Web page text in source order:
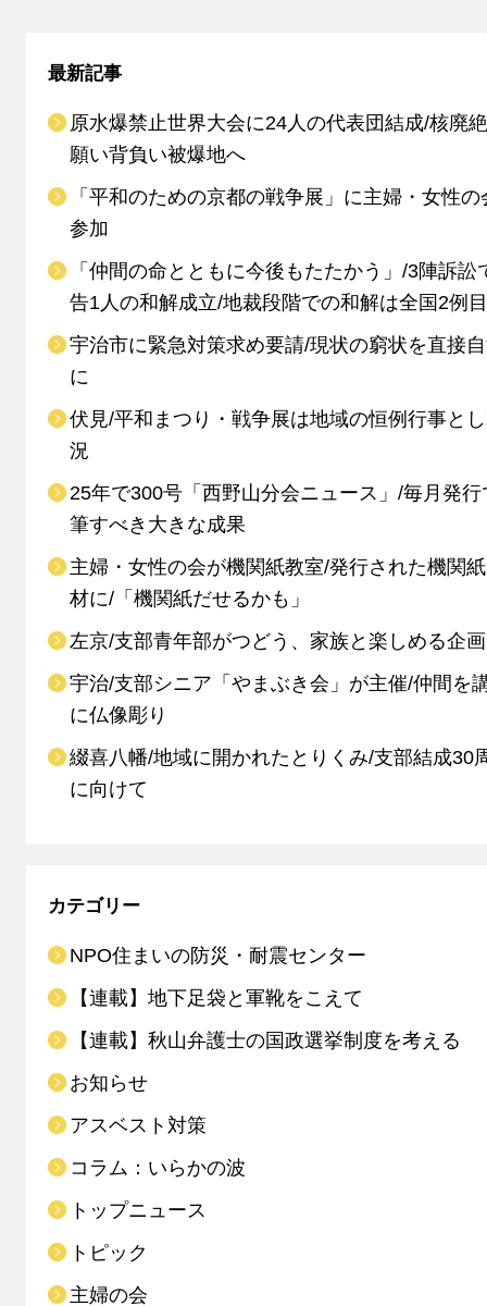
最新記事
原水爆禁止世界大会に24人の代表団結成/核廃
願い背負い被爆地へ
「平和のための京都の戦争展」に主婦・女性の
参加
「仲間の命とともに今後もたたかう」/3陣訴訟
告1人の和解成立/地裁段階での和解は全国2例目
宇治市に緊急対策求め要請/現状の窮状を直接
に
伏見/平和まつり・戦争展は地域の恒例行事と
況
25年で300号「西野山分会ニュース」/毎月発行
筆すべき大きな成果
主婦・女性の会が機関紙教室/発行された機関
材に/「機関紙だせるかも」
左京/支部青年部がつどう、家族と楽しめる企
宇治/支部シニア「やまぶき会」が主催/仲間を
に仏像彫り
綴喜八幡/地域に開かれたとりくみ/支部結成30
に向けて
カテゴリー
NPO住まいの防災・耐震センター
【連載】地下足袋と軍靴をこえて
【連載】秋山弁護士の国政選挙制度を考える
お知らせ
アスベスト対策
コラム：いらかの波
トップニュース
トピック
主婦の会